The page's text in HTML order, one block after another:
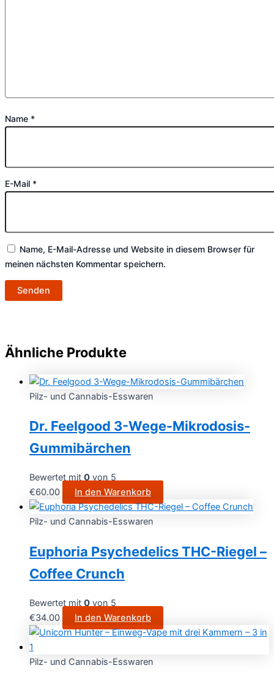
Name *
E-Mail *
Name, E-Mail-Adresse und Website in diesem Browser für
meinen nächsten Kommentar speichern.
Ähnliche Produkte
Pilz- und Cannabis-Esswaren
Dr. Feelgood 3-Wege-Mikrodosis-
Gummibärchen
Bewertet mit 0 von 5
€60.00 In den Warenkorb
Pilz- und Cannabis-Esswaren
Euphoria Psychedelics THC-Riegel –
Coffee Crunch
Bewertet mit 0 von 5
€34.00 In den Warenkorb
Pilz- und Cannabis-Esswaren